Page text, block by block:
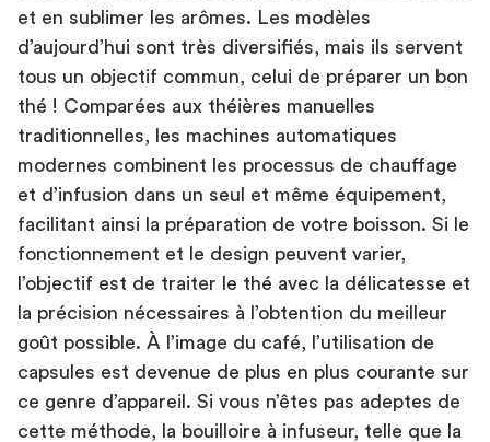
et en sublimer les arômes. Les modèles
d’aujourd’hui sont très diversifiés, mais ils servent
tous un objectif commun, celui de préparer un bon
thé ! Comparées aux théières manuelles
traditionnelles, les machines automatiques
modernes combinent les processus de chauffage
et d’infusion dans un seul et même équipement,
facilitant ainsi la préparation de votre boisson. Si le
fonctionnement et le design peuvent varier,
l’objectif est de traiter le thé avec la délicatesse et
la précision nécessaires à l’obtention du meilleur
goût possible. À l’image du café, l’utilisation de
capsules est devenue de plus en plus courante sur
ce genre d’appareil. Si vous n’êtes pas adeptes de
cette méthode, la bouilloire à infuseur, telle que la